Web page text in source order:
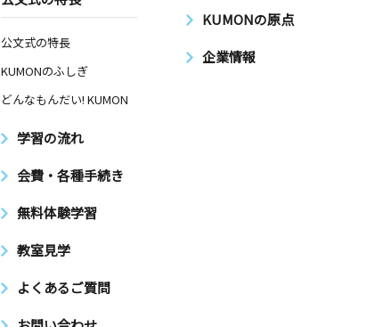
公文式の特長
KUMONのふしぎ
どんなもんだい! KUMON
学習の流れ
会費・各種手続き
無料体験学習
教室見学
よくあるご質問
KUMONの原点
企業情報